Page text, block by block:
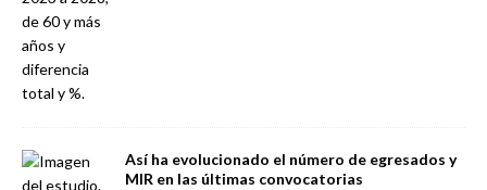
Así ha evolucionado el número de egresados y
MIR en las últimas convocatorias